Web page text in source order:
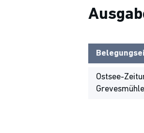
Ostsee-